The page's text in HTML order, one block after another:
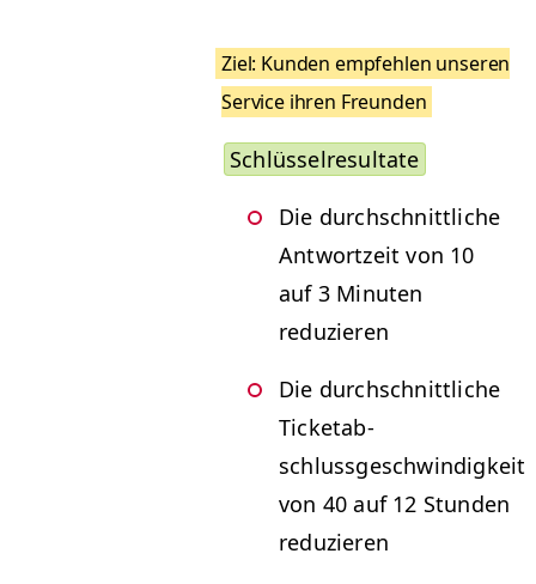
Ziel: Kun­den empfehlen unseren
Ser­vice ihren Fre­un­den
Schlüs­sel­re­sul­tate
Die durch­schnit­tliche
Antwortzeit von 10
auf 3 Minuten
reduzieren
Die durch­schnit­tliche
Tick­etab­
schlussgeschwindigkeit
von 40 auf 12 Stun­den
reduzieren